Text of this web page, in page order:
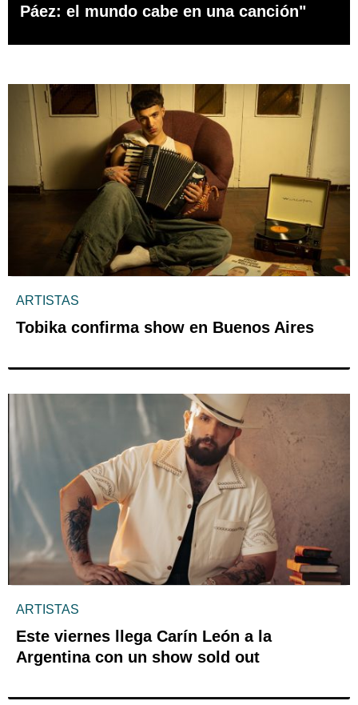
Páez: el mundo cabe en una canción"
ARTISTAS
Tobika confirma show en Buenos Aires
ARTISTAS
Este viernes llega Carín León a la
Argentina con un show sold out